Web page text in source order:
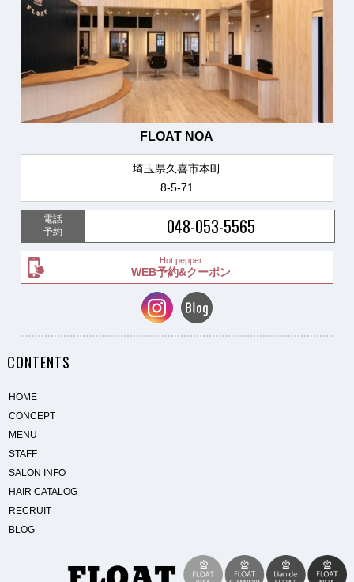
FLOAT NOA
埼玉県久喜市本町
8-5-71
電話
予約
048-053-5565
Hot pepper
WEB予約&クーポン
CONTENTS
HOME
CONCEPT
MENU
STAFF
SALON INFO
HAIR CATALOG
RECRUIT
BLOG